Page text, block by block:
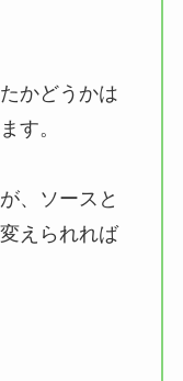
かどうかは
す。
、ソースと
えられれば